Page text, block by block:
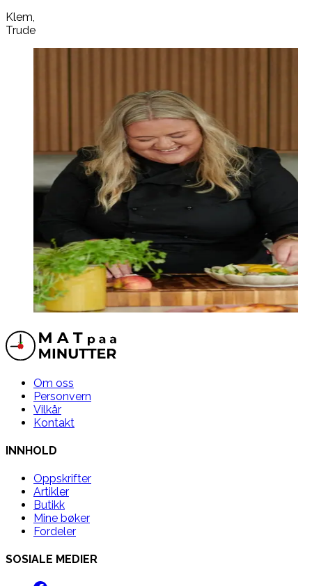
Klem,
Trude
Om oss
Personvern
Vilkår
Kontakt
INNHOLD
Oppskrifter
Artikler
Butikk
Mine bøker
Fordeler
SOSIALE MEDIER